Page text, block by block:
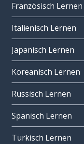
Französisch Lernen
Italienisch Lernen
Japanisch Lernen
Koreanisch Lernen
Russisch Lernen
Spanisch Lernen
Türkisch Lernen